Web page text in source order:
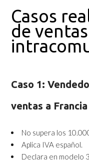
Casos
de ventas
Caso 1:
ventas a Francia
No supera los
Aplica IVA español.
Declara en modelo